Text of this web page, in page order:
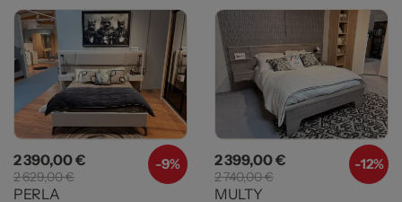
-9%
Prix
2 390,00 € Prix de base
2 629,00 €
PERLA
-12%
Prix
2 399,00 € Prix de base
2 740,00 €
MULTY